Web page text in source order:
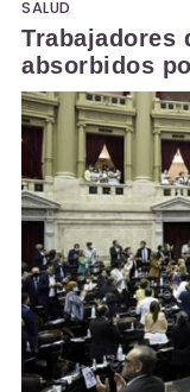
SALUD
Trabajadores
absorbidos